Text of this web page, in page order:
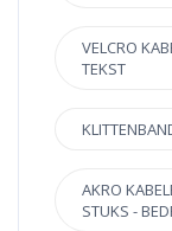
VELCRO
TEKST
AKRO
STUKS -